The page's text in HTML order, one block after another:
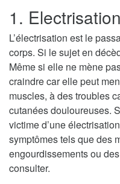
1.
L’électrisation est le
corps. Si le sujet en
Même si elle ne mène
craindre car elle peut
muscles, à des troubles
cutanées douloureuses.
victime d’une
symptômes tels que des
engourdissements ou
consulter.